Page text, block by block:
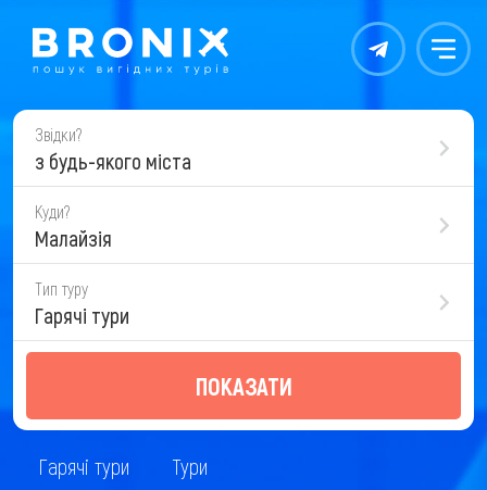
Контакты Меню
Звідки?
з будь-якого міста
Куди?
Малайзія
Тип туру
Гарячі тури
ПОКАЗАТИ
Гарячі тури Тури